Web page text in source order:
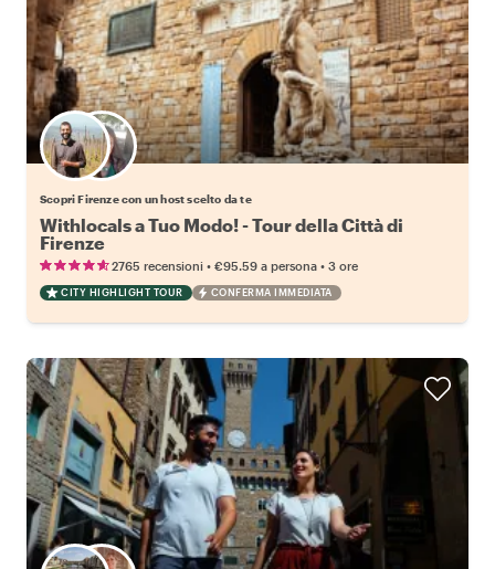
Scegli il tuo local preferito
Scopri Firenze con un host scelto da te
Withlocals a Tuo Modo! - Tour della Città di
Firenze
2765 recensioni • €95.59 a persona • 3 ore
CITY HIGHLIGHT TOUR CONFERMA IMMEDIATA